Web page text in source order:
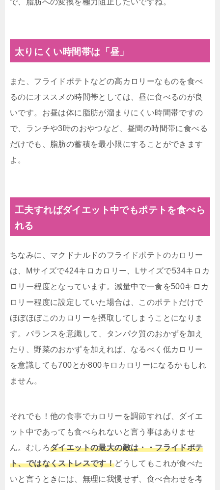
で、脂肪への変換を極力阻止したいですね。
太りにくい時間帯は「昼」
また、フライドポテトなどの高カロリーなものを食べ
るのにオススメの時間帯としては、昼に食べるのが良
いです。お昼は体に脂肪が溜まりにくい時間帯ですの
で、ランチや3時のおやつなど、昼間の時間帯に食べる
だけでも、脂肪の蓄積を最小限にすることができます
よ。
工夫すればダイエット中でもポテトを食べら
れる
ちなみに、マクドナルドのフライドポテトのカロリー
は、Mサイズで424キロカロリー、Lサイズで534キロカ
ロリー程度となっています。減量中で一食を500キロカ
ロリー程度に設定していた場合は、このポテトだけで
ほぼほぼこのカロリーを摂取してしまうことになりま
す。バランスを意識して、タンパク質のおかずを加え
たり、野菜のおかずを加えれば、なるべく低カロリー
を意識しても700とか800キロカロリーになるかもしれ
ません。
それでも！他の食事でカロリーを調節すれば、ダイエ
ット中であっても食べられないと言う事はありませ
ん。むしろダイエットの最大の敵は・・フライドポテ
ト、ではなくストレスです！どうしてもこれが食べた
いと言うときには、無理に我慢せず、食べ合わせを考